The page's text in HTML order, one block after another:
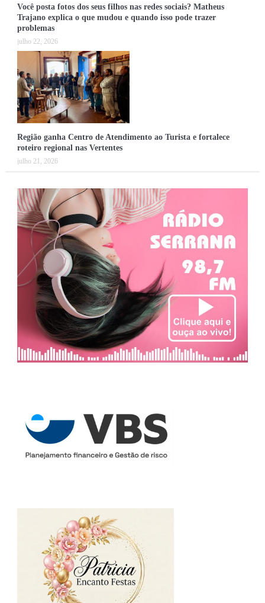
Você posta fotos dos seus filhos nas redes sociais? Matheus
Trajano explica o que mudou e quando isso pode trazer
problemas
julho 22, 2026
Região ganha Centro de Atendimento ao Turista e fortalece
roteiro regional nas Vertentes
julho 21, 2026